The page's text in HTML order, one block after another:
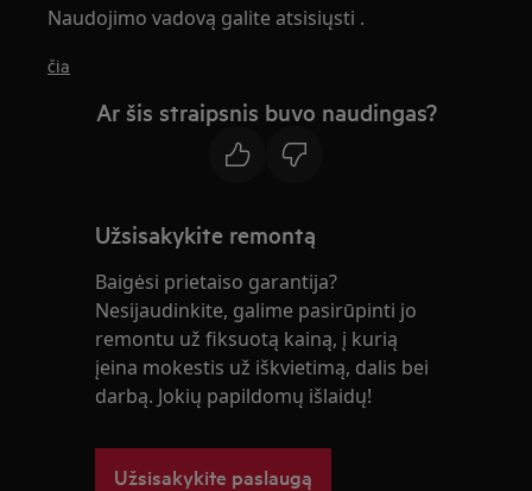
Naudojimo vadovą galite atsisiųsti .
čia
Ar šis straipsnis buvo naudingas?
Užsisakykite remontą
Baigėsi prietaiso garantija?
Nesijaudinkite, galime pasirūpinti jo
remontu už fiksuotą kainą, į kurią
įeina mokestis už iškvietimą, dalis bei
darbą. Jokių papildomų išlaidų!
Užsisakykite paslaugą